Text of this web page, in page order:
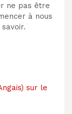
ne pas être
à nous
sur le